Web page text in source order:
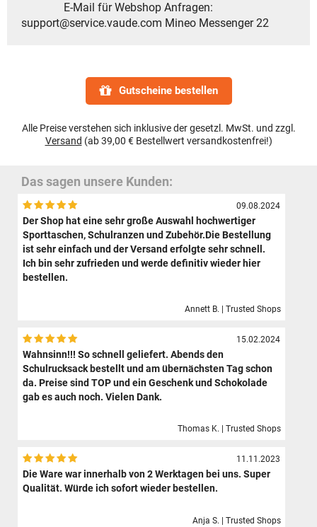
E-Mail für Webshop Anfragen:
support@service.vaude.com Mineo Messenger 22
Gutscheine bestellen
Alle Preise verstehen sich inklusive der gesetzl. MwSt. und zzgl.
Versand (ab 39,00 € Bestellwert versandkostenfrei!)
Das sagen unsere Kunden:
09.08.2024
Der Shop hat eine sehr große Auswahl hochwertiger
Sporttaschen, Schulranzen und Zubehör.Die Bestellung
ist sehr einfach und der Versand erfolgte sehr schnell.
Ich bin sehr zufrieden und werde definitiv wieder hier
bestellen.
Annett B. | Trusted Shops
15.02.2024
Wahnsinn!!! So schnell geliefert. Abends den
Schulrucksack bestellt und am übernächsten Tag schon
da. Preise sind TOP und ein Geschenk und Schokolade
gab es auch noch. Vielen Dank.
Thomas K. | Trusted Shops
11.11.2023
Die Ware war innerhalb von 2 Werktagen bei uns. Super
Qualität. Würde ich sofort wieder bestellen.
Anja S. | Trusted Shops